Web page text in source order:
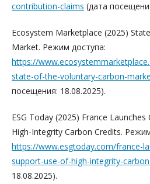
contribution-claims (дата
Ecosystem Marketplace (2025)
Market. Режим доступа:
https://
state-of-the-voluntary-carbon-
посещения: 18.08.2025).
ESG Today (2025) France
High-Integrity Carbon Credits.
https://www.esgtoday.com/france-
support-use-of-high-integrity-
18.08.2025).